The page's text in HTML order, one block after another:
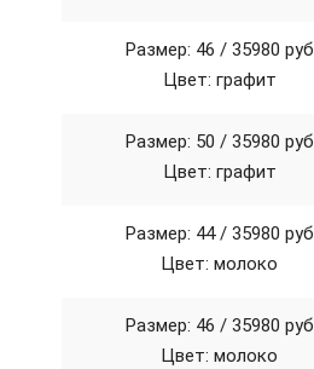
Размер: 46 / 35980 руб
Цвет: графит
Размер: 50 / 35980 руб
Цвет: графит
Размер: 44 / 35980 руб
Цвет: молоко
Размер: 46 / 35980 руб
Цвет: молоко